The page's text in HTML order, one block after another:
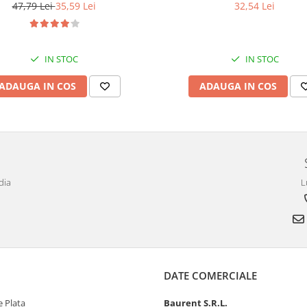
47,79 Lei35,59 Lei
IN STOC
IN COS
32,54 Lei
IN STOC
ADAUGA IN COS
Plata
DATE COMERCIALE
Baurent S.R.L.